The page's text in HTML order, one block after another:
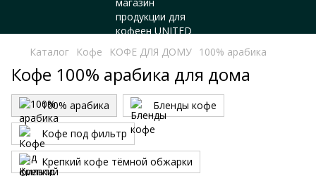
Каталог Кофе КОФЕ ДЛЯ ДОМУ 100% арабика
Кофе 100% арабика для дома
100% арабика Бленды кофе
Кофе под фильтр
Крепкий кофе тёмной обжарки